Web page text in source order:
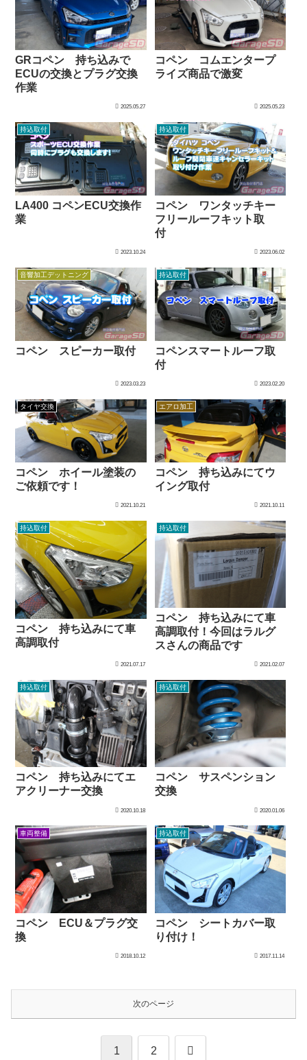
GRコペン 持ち込みで
ECUの交換とプラグ交換
作業
2025.05.27
コペン コムエンタープ
ライズ商品で激変
2025.05.23
持込取付
LA400 コペンECU交換作
業
2023.10.24
持込取付
コペン ワンタッチキー
フリールーフキット取
付
2023.06.02
音響加工デットニング
コペン スピーカー取付
2023.03.23
持込取付
コペンスマートルーフ取
付
2023.02.20
タイヤ交換
コペン ホイール塗装の
ご依頼です！
2021.10.21
エアロ加工
コペン 持ち込みにてウ
イング取付
2021.10.11
持込取付
コペン 持ち込みにて車
高調取付
2021.07.17
持込取付
コペン 持ち込みにて車
高調取付！今回はラルグ
スさんの商品です
2021.02.07
持込取付
コペン 持ち込みにてエ
アクリーナー交換
2020.10.18
持込取付
コペン サスペンション
交換
2020.01.06
車両整備
コペン ECU＆プラグ交
換
2018.10.12
持込取付
コペン シートカバー取
り付け！
2017.11.14
次のページ
1 2 次